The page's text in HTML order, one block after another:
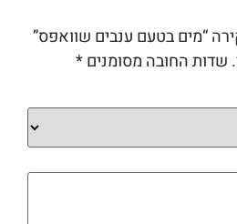
“מים בטעם ענבים שוואפס”
שדות החובה מסומנים*